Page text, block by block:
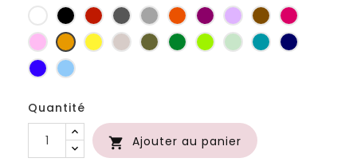
BlancNoir RougeGris
foncé
Gris
clair
OrangePruneLilasMarronFuchsia
RoseJaune
d'or
jauneFicelleKaki Vert
bouteille
Anis
Vert
d'eau
Turquoise
Marine
Bleu
roi
Bleu
Quantité
 Ajouter au panier